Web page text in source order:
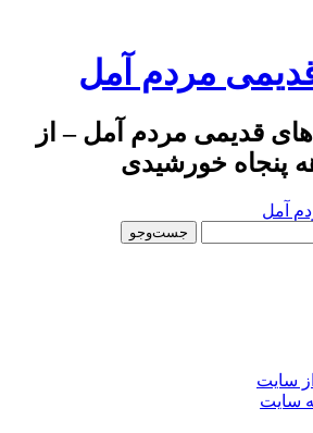
مردم آمل
قدیمی مردم آمل – از
پنجاه خورشیدی
سایت
سایت